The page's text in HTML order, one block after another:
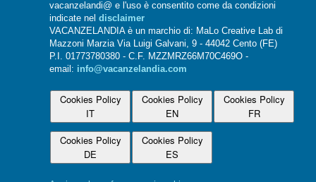
vacanzelandi@ e l'uso è consentito come da condizioni
indicate nel disclaimer
VACANZELANDIA è un marchio di: MaLo Creative Lab di
Mazzoni Marzia Via Luigi Galvani, 9 - 44042 Cento (FE)
P.I. 01773780380 - C.F. MZZMRZ66M70C469O -
email: info@vacanzelandia.com
Cookies Policy
IT
Cookies Policy
EN
Cookies Policy
FR
Cookies Policy
DE
Cookies Policy
ES